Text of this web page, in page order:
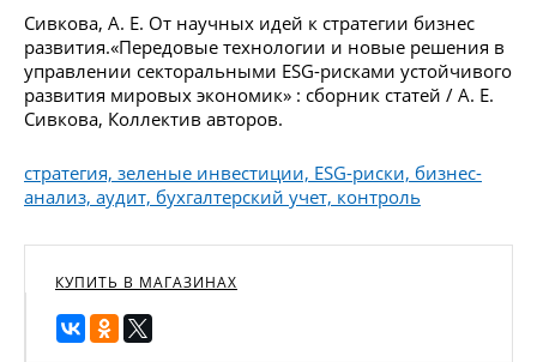
Сивкова, А. Е. От научных идей к стратегии бизнес
развития.«Передовые технологии и новые решения в
управлении секторальными ESG-рисками устойчивого
развития мировых экономик» : сборник статей / А. Е.
Сивкова, Коллектив авторов.
стратегия, зеленые инвестиции, ESG-риски, бизнес-
анализ, аудит, бухгалтерский учет, контроль
КУПИТЬ В МАГАЗИНАХ